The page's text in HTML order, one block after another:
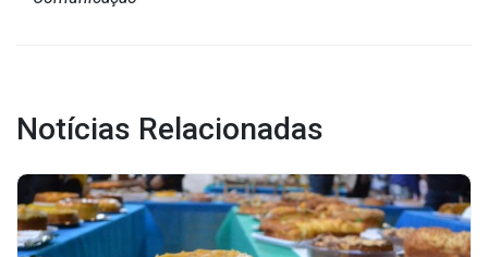
Notícias Relacionadas